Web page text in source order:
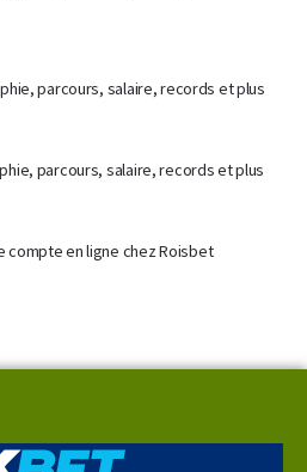
parcours, salaire, records et plus
parcours, salaire, records et plus
compte en ligne chez Roisbet